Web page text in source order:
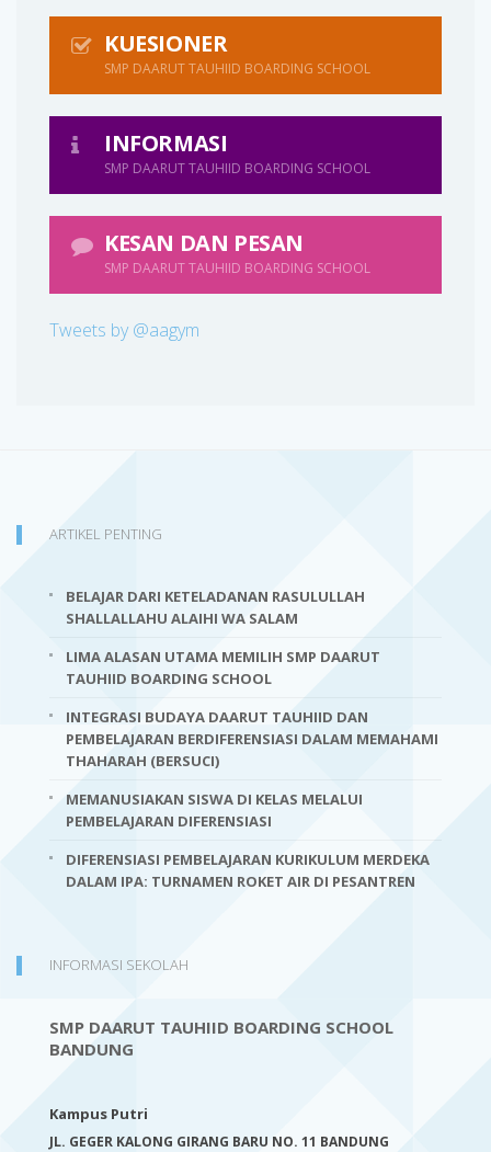
KUESIONER
SMP DAARUT TAUHIID BOARDING SCHOOL
INFORMASI
SMP DAARUT TAUHIID BOARDING SCHOOL
KESAN DAN PESAN
SMP DAARUT TAUHIID BOARDING SCHOOL
Tweets by @aagym
ARTIKEL PENTING
BELAJAR DARI KETELADANAN RASULULLAH
SHALLALLAHU ALAIHI WA SALAM
LIMA ALASAN UTAMA MEMILIH SMP DAARUT
TAUHIID BOARDING SCHOOL
INTEGRASI BUDAYA DAARUT TAUHIID DAN
PEMBELAJARAN BERDIFERENSIASI DALAM MEMAHAMI
THAHARAH (BERSUCI)
MEMANUSIAKAN SISWA DI KELAS MELALUI
PEMBELAJARAN DIFERENSIASI
DIFERENSIASI PEMBELAJARAN KURIKULUM MERDEKA
DALAM IPA: TURNAMEN ROKET AIR DI PESANTREN
INFORMASI SEKOLAH
SMP DAARUT TAUHIID BOARDING SCHOOL
BANDUNG
Kampus Putri
JL. GEGER KALONG GIRANG BARU NO. 11 BANDUNG